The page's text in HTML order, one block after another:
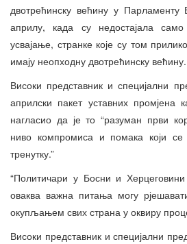
двотрећинску већину у
априлу, када су недостајала
усвајање, странке које су том
имају неопходну двотрећинску већину.
Високи представник и специјални
априлски пакет уставних промјена
нагласио да је то “разуман први
ниво компромиса и помака који
тренутку.”
“Политичари у Босни и
оваква важна питања могу
окупљањем свих страна у оквиру
Високи представник и специјални